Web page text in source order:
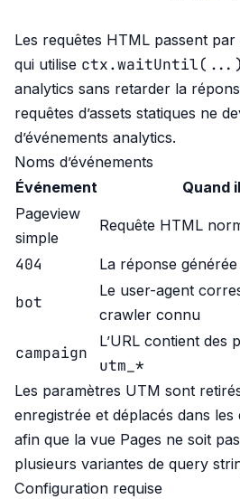
Les requêtes HTML passent par
qui utilise ctx.waitUntil(...)
analytics sans retarder la
requêtes d’assets statiques ne
d’événements analytics.
Noms d’événements
Événement
Quand
Pageview
simple
Requête HTML
404 La réponse
bot
Le user-agent
crawler connu
campaign
L’URL contient des
utm_*
Les paramètres UTM sont
enregistrée et déplacés dans les
afin que la vue Pages ne soit
plusieurs variantes de query
Configuration requise